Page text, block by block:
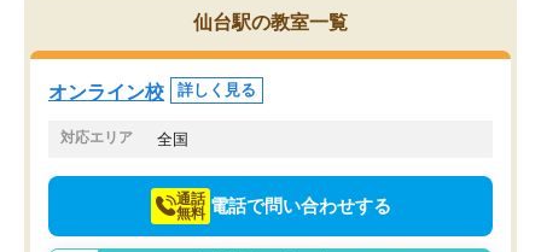
を的確に指導いただき、子どももびっ
くりするほど楽しんでやる気を持って
塾を受けています。狙い通り、少しず
つ成績も上がり、苦手意識も無くなっ
てきたので、さらに苦手な数学も追加
でお願いしました。来年の高校受験に
仙台駅の教室一覧
オンライン校 詳しく見る
対応エリア 全国
通話
無料 電話で問い合わせする